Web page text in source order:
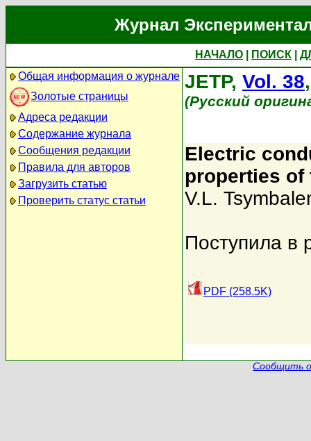
Журнал
НАЧАЛО ПОИСК
Общая информация о журнале
Золотые страницы
Адреса редакции
Содержание журнала
Сообщения редакции
Правила для авторов
Загрузить статью
Проверить статус статьи
JETP, Vol. 38
(Русский
Electric
properties
V.L.
Поступила в
PDF (258.5K)
Сообщить о